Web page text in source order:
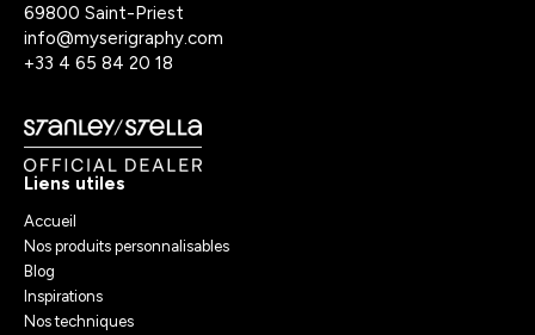
69800 Saint-Priest
info@myserigraphy.com
+33 4 65 84 20 18
Liens utiles
Accueil
Nos produits personnalisables
Blog
Inspirations
Nos techniques